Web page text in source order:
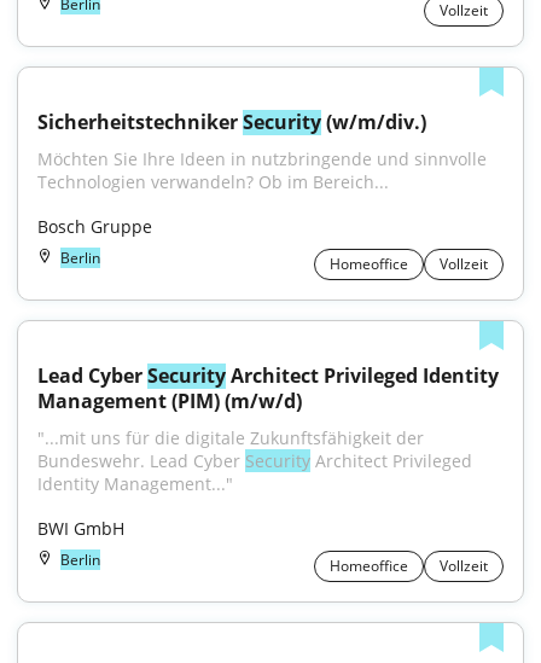
Berlin Vollzeit
Sicherheitstechniker Security (w/m/div.)
Möchten Sie Ihre Ideen in nutzbringende und sinnvolle
Technologien verwandeln? Ob im Bereich...
Bosch Gruppe
Berlin Homeoffice Vollzeit
Lead Cyber Security Architect Privileged Identity
Management (PIM) (m/w/d)
"...mit uns für die digitale Zukunftsfähigkeit der
Bundeswehr. Lead Cyber Security Architect Privileged
Identity Management..."
BWI GmbH
Berlin Homeoffice Vollzeit